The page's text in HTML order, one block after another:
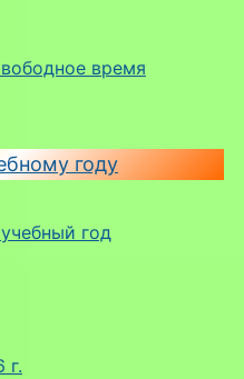
время
году
год
г.